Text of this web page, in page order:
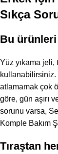
Sıkça
Bu ürünleri
Yüz yıkama
kullanabilirsiniz.
atlamamak çok
göre, gün aşırı
sorunu varsa,
Komple Bakım
Tıraştan